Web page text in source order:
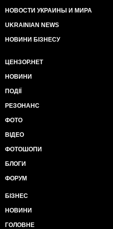
НОВОСТИ УКРАИНЫ И МИРА
UKRAINIAN NEWS
НОВИНИ БІЗНЕСУ
ЦЕНЗОР.НЕТ
НОВИНИ
ПОДІЇ
РЕЗОНАНС
ФОТО
ВІДЕО
ФОТОШОПИ
БЛОГИ
ФОРУМ
БІЗНЕС
НОВИНИ
ГОЛОВНЕ